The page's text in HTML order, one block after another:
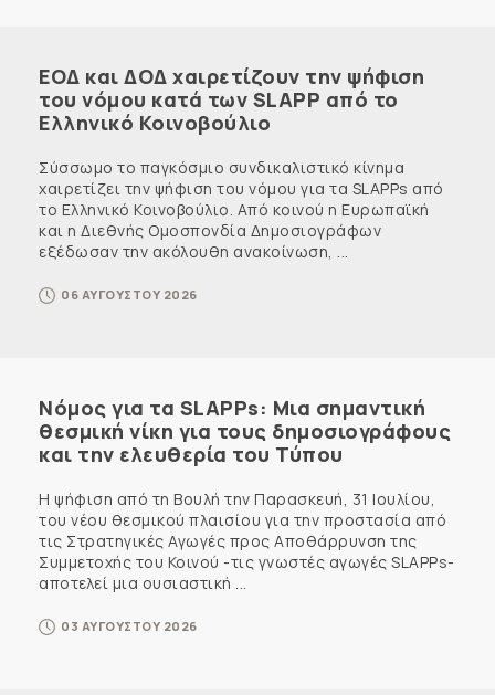
ΕΟΔ και ΔΟΔ χαιρετίζουν την ψήφιση
του νόμου κατά των SLAPP από το
Ελληνικό Κοινοβούλιο
Σύσσωμο το παγκόσμιο συνδικαλιστικό κίνημα
χαιρετίζει την ψήφιση του νόμου για τα SLAPPs από
το Ελληνικό Κοινοβούλιο. Από κοινού η Ευρωπαϊκή
και η Διεθνής Ομοσπονδία Δημοσιογράφων
εξέδωσαν την ακόλουθη ανακοίνωση, ...
06 ΑΥΓΟΥΣΤΟΥ 2026
Νόμος για τα SLAPPs: Μια σημαντική
θεσμική νίκη για τους δημοσιογράφους
και την ελευθερία του Τύπου
Η ψήφιση από τη Βουλή την Παρασκευή, 31 Ιουλίου,
του νέου θεσμικού πλαισίου για την προστασία από
τις Στρατηγικές Αγωγές προς Αποθάρρυνση της
Συμμετοχής του Κοινού -τις γνωστές αγωγές SLAPPs-
αποτελεί μια ουσιαστική ...
03 ΑΥΓΟΥΣΤΟΥ 2026